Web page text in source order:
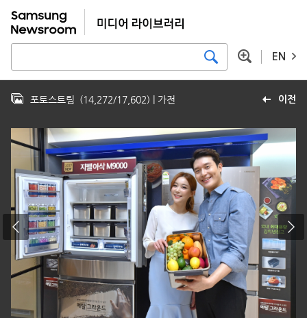
EN
이전
포토스트림 (14,272/17,602) | 가전